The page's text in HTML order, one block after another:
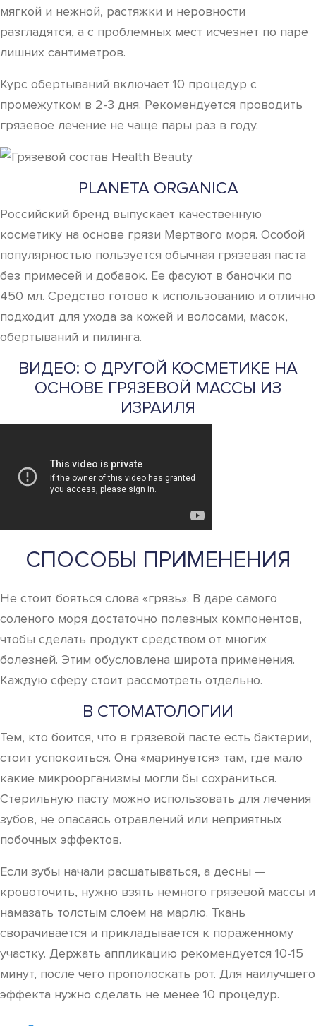
мягкой и нежной, растяжки и неровности
разгладятся, а с проблемных мест исчезнет по паре
лишних сантиметров.
Курс обертываний включает 10 процедур с
промежутком в 2-3 дня. Рекомендуется проводить
грязевое лечение не чаще пары раз в году.
PLANETA ORGANICA
Российский бренд выпускает качественную
косметику на основе грязи Мертвого моря. Особой
популярностью пользуется обычная грязевая паста
без примесей и добавок. Ее фасуют в баночки по
450 мл. Средство готово к использованию и отлично
подходит для ухода за кожей и волосами, масок,
обертываний и пилинга.
ВИДЕО: О ДРУГОЙ КОСМЕТИКЕ НА
ОСНОВЕ ГРЯЗЕВОЙ МАССЫ ИЗ
ИЗРАИЛЯ
СПОСОБЫ ПРИМЕНЕНИЯ
Не стоит бояться слова «грязь». В даре самого
соленого моря достаточно полезных компонентов,
чтобы сделать продукт средством от многих
болезней. Этим обусловлена широта применения.
Каждую сферу стоит рассмотреть отдельно.
В СТОМАТОЛОГИИ
Тем, кто боится, что в грязевой пасте есть бактерии,
стоит успокоиться. Она «маринуется» там, где мало
какие микроорганизмы могли бы сохраниться.
Стерильную пасту можно использовать для лечения
зубов, не опасаясь отравлений или неприятных
побочных эффектов.
Если зубы начали расшатываться, а десны —
кровоточить, нужно взять немного грязевой массы и
намазать толстым слоем на марлю. Ткань
сворачивается и прикладывается к пораженному
участку. Держать аппликацию рекомендуется 10-15
минут, после чего прополоскать рот. Для наилучшего
эффекта нужно сделать не менее 10 процедур.